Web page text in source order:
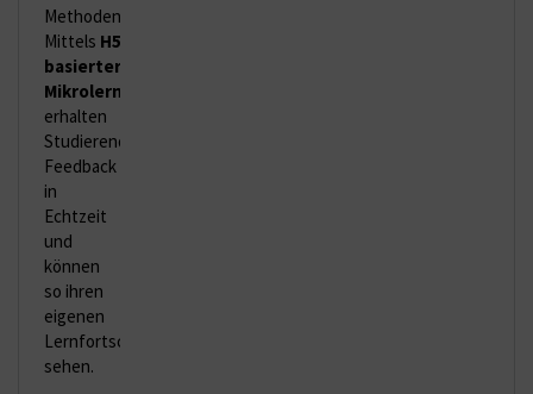
Methoden.
Mittels H5P-
basierter
Mikrolerneinheiten
erhalten
Studierende
Feedback
in
Echtzeit
und
können
so ihren
eigenen
Lernfortschritt
sehen.